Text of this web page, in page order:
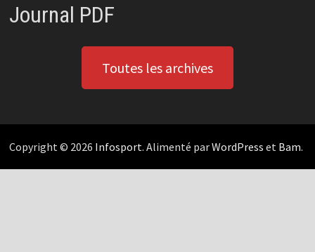
Journal PDF
Toutes les archives
Copyright © 2026 Infosport. Alimenté parWordPress et Bam.